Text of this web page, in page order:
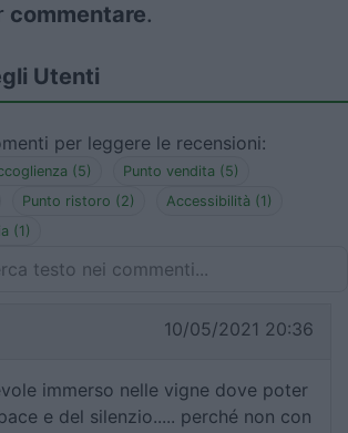
commentare.
Utenti
per leggere le recensioni:
(5)
Punto vendita (5)
Punto ristoro (2)
Accessibilità (1)
(1)
10/05/2021 20:36
immerso nelle vigne dove poter
e del silenzio..... perché non con